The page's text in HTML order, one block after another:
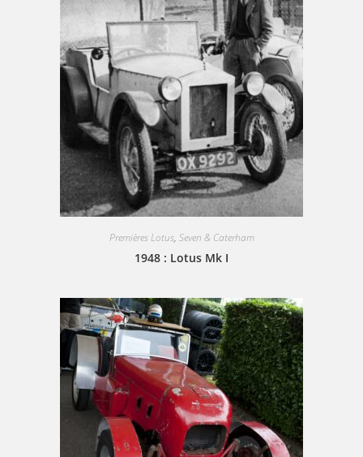
Premières Lotus, Seven & Caterham
1948 : Lotus Mk I